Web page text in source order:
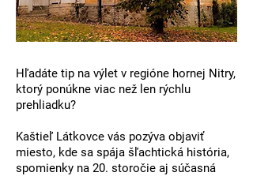
Hľadáte tip na výlet v regióne hornej Nitry,
ktorý ponúkne viac než len rýchlu
prehliadku?
Kaštieľ Látkovce vás pozýva objaviť
miesto, kde sa spája šľachtická história,
spomienky na 20. storočie aj súčasná